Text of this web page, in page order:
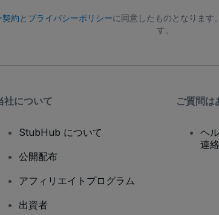
契約と プライバシーポリシーに同意したものとなります
す。
社について
StubHub について
公開配布
アフィリエイトプログラム
出資者
ご質問は
ヘ
連